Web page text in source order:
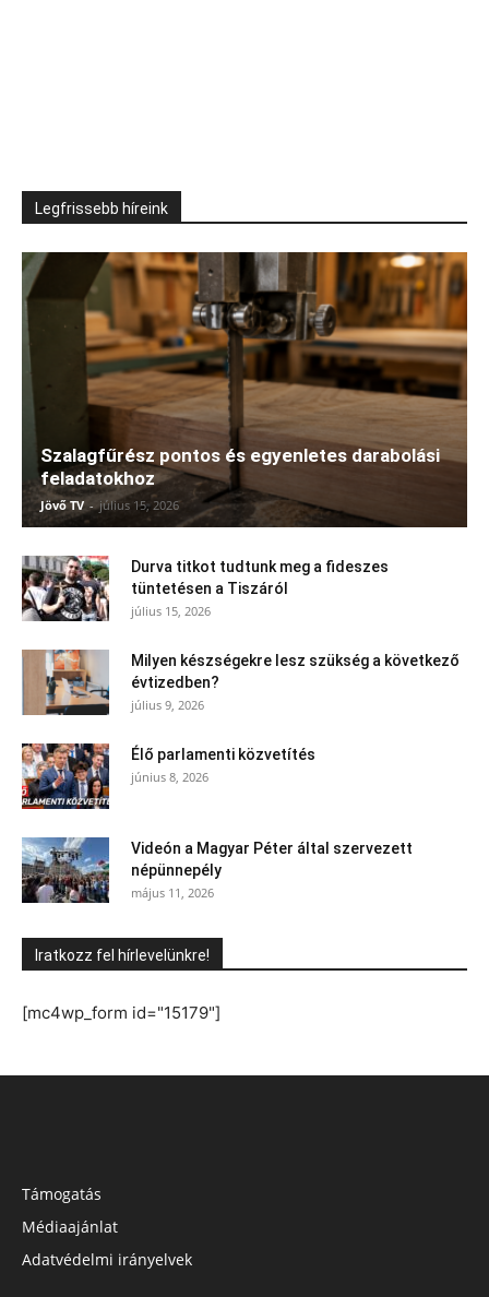
Legfrissebb híreink
Szalagfűrész pontos és egyenletes darabolási
feladatokhoz
Jövő TV - július 15, 2026
Durva titkot tudtunk meg a fideszes
tüntetésen a Tiszáról
július 15, 2026
Milyen készségekre lesz szükség a következő
évtizedben?
július 9, 2026
Élő parlamenti közvetítés
június 8, 2026
Videón a Magyar Péter által szervezett
népünnepély
május 11, 2026
Iratkozz fel hírlevelünkre!
[mc4wp_form id="15179"]
Támogatás
Médiaajánlat
Adatvédelmi irányelvek